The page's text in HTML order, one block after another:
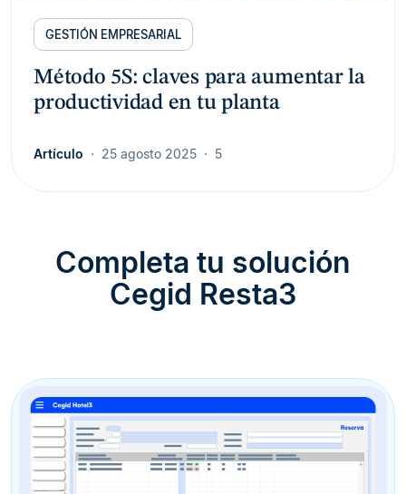
GESTIÓN EMPRESARIAL
Método 5S: claves para aumentar la
productividad en tu planta
Artículo 25 agosto 2025 5
Completa tu solución
Cegid Resta3